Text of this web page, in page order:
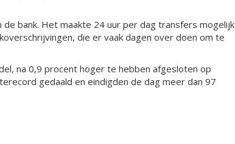
bank. Het maakte 24 uur per dag transfers mogelijk
die er vaak dagen over doen om te
na 0,9 procent hoger te hebben afgesloten op
gedaald en eindigden de dag meer dan 97